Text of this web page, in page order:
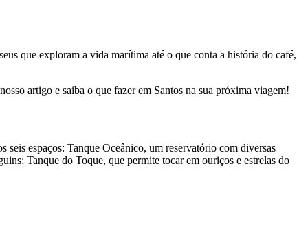
que exploram a vida marítima até o que conta a história do café,
artigo e saiba o que fazer em Santos na sua próxima viagem!
espaços: Tanque Oceânico, um reservatório com diversas
Tanque do Toque, que permite tocar em ouriços e estrelas do